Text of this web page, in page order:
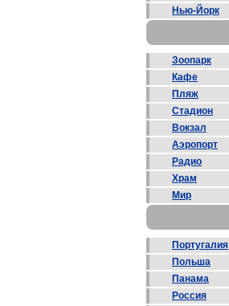
Нью-Йорк
Зоопарк
Кафе
Пляж
Стадион
Вокзал
Аэропорт
Радио
Храм
Мир
Португалия
Польша
Панама
Россия